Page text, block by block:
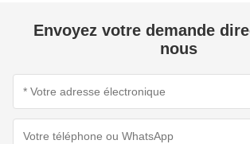
Envoyez votre demande
nous